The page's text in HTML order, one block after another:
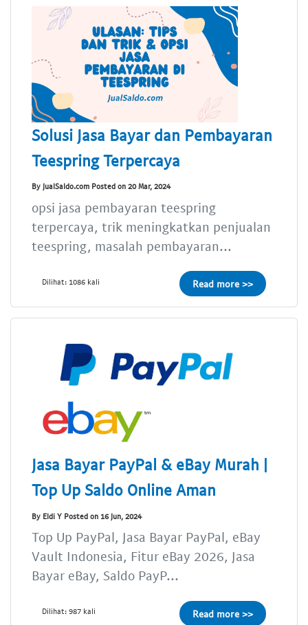
Solusi Jasa Bayar dan Pembayaran
Teespring Terpercaya
By JualSaldo.com Posted on 20 Mar, 2024
opsi jasa pembayaran teespring
terpercaya, trik meningkatkan penjualan
teespring, masalah pembayaran...
Dilihat: 1086 kali Read more >>
Jasa Bayar PayPal & eBay Murah |
Top Up Saldo Online Aman
By Eldi Y Posted on 16 Jun, 2024
Top Up PayPal, Jasa Bayar PayPal, eBay
Vault Indonesia, Fitur eBay 2026, Jasa
Bayar eBay, Saldo PayP...
Dilihat: 987 kali Read more >>